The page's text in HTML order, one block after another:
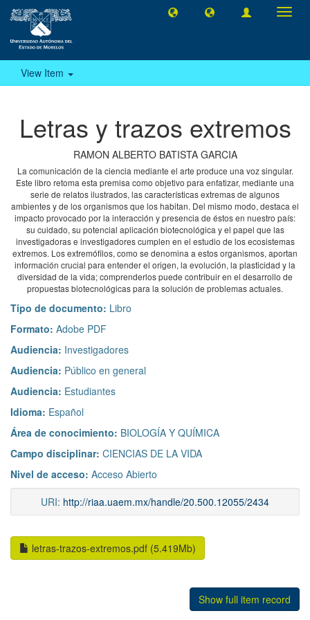
View Item
Letras y trazos extremos
RAMON ALBERTO BATISTA GARCIA
La comunicación de la ciencia mediante el arte produce una voz singular.
Este libro retoma esta premisa como objetivo para enfatizar, mediante una
serie de relatos ilustrados, las características extremas de algunos
ambientes y de los organismos que los habitan. Del mismo modo, destaca el
impacto provocado por la interacción y presencia de éstos en nuestro país:
su cuidado, su potencial aplicación biotecnológica y el papel que las
investigadoras e investigadores cumplen en el estudio de los ecosistemas
extremos. Los extremófilos, como se denomina a estos organismos, aportan
información crucial para entender el origen, la evolución, la plasticidad y la
diversidad de la vida; comprenderlos puede contribuir en el desarrollo de
propuestas biotecnológicas para la solución de problemas actuales.
Tipo de documento: Libro
Formato: Adobe PDF
Audiencia: Investigadores
Audiencia: Público en general
Audiencia: Estudiantes
Idioma: Español
Área de conocimiento: BIOLOGÍA Y QUÍMICA
Campo disciplinar: CIENCIAS DE LA VIDA
Nivel de acceso: Acceso Abierto
URI: http://riaa.uaem.mx/handle/20.500.12055/2434
letras-trazos-extremos.pdf (5.419Mb)
Show full item record